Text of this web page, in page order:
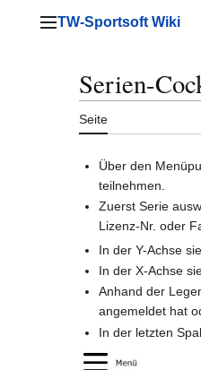
Hauptmenü
TW-Sportsoft Wiki
Serien-
Seite
Über den
teilnehmen.
Zuerst Serie
Lizenz-Nr. oder
In der Y-Achse
In der X-Achse
Anhand der
angemeldet hat
In der letzten